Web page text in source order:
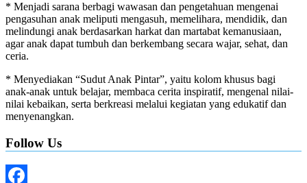
* Menjadi sarana berbagi wawasan dan pengetahuan mengenai
pengasuhan anak meliputi mengasuh, memelihara, mendidik, dan
melindungi anak berdasarkan harkat dan martabat kemanusiaan,
agar anak dapat tumbuh dan berkembang secara wajar, sehat, dan
ceria.
* Menyediakan “Sudut Anak Pintar”, yaitu kolom khusus bagi
anak-anak untuk belajar, membaca cerita inspiratif, mengenal nilai-
nilai kebaikan, serta berkreasi melalui kegiatan yang edukatif dan
menyenangkan.
Follow Us